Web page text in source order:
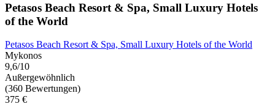
Petasos Beach Resort & Spa, Small Luxury Hotels
of the World
Petasos Beach Resort & Spa, Small Luxury Hotels of the World
Mykonos
9,6/10
Außergewöhnlich
(360 Bewertungen)
375 €